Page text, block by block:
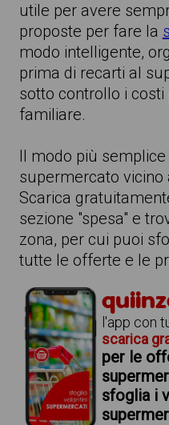
utile per avere
proposte per fare la
modo intelligente,
prima di recarti al
sotto controllo i
familiare.
Il modo più
supermercato vicino
Scarica
sezione "spesa" e
zona, per cui puoi
tutte le offerte e le
l'app con
scarica
per le
sfoglia i